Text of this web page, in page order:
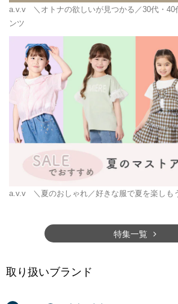
a.v.v ＼オトナの欲しいが見つかる／30代・40
ンツ
a.v.v ＼夏のおしゃれ／好きな服で夏を楽しも
特集一覧
取り扱いブランド